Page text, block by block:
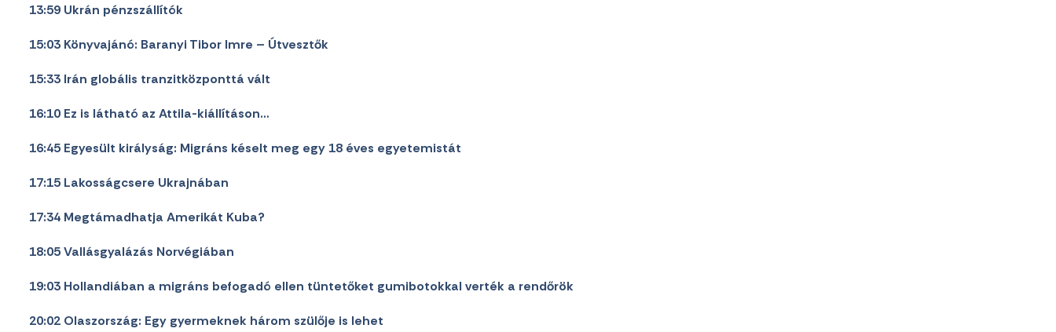
13:59 Ukrán pénzszállítók
15:03 Könyvajánó: Baranyi Tibor Imre – Útvesztők
15:33 Irán globális tranzitközponttá vált
16:10 Ez is látható az Attila-kiállításon…
16:45 Egyesült királyság: Migráns késelt meg egy 18 éves egyetemistát
17:15 Lakosságcsere Ukrajnában
17:34 Megtámadhatja Amerikát Kuba?
18:05 Vallásgyalázás Norvégiában
19:03 Hollandiában a migráns befogadó ellen tüntetőket gumibotokkal verték a rendőrök
20:02 Olaszország: Egy gyermeknek három szülője is lehet